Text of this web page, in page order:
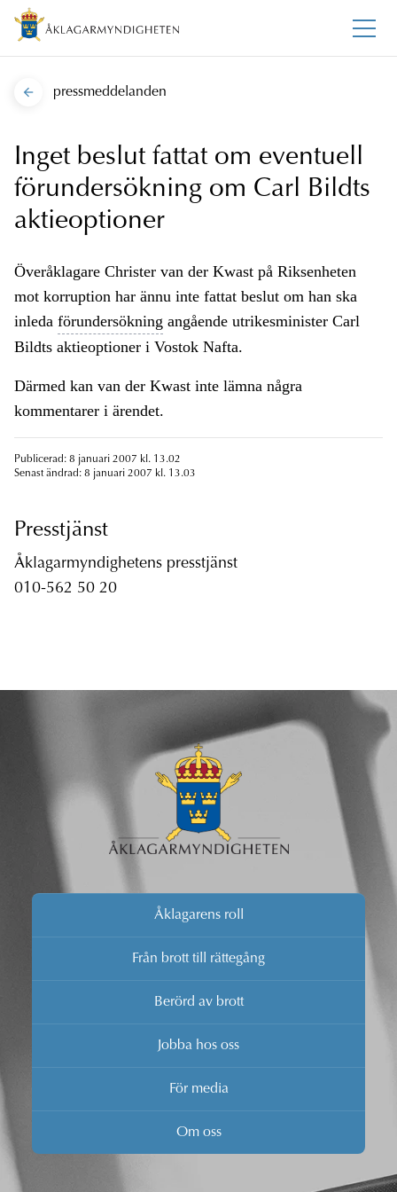
pressmeddelanden
Inget beslut fattat om eventuell
förundersökning om Carl Bildts
aktieoptioner
Överåklagare Christer van der Kwast på Riksenheten
mot korruption har ännu inte fattat beslut om han ska
inleda förundersökning angående utrikesminister Carl
Bildts aktieoptioner i Vostok Nafta.
Därmed kan van der Kwast inte lämna några
kommentarer i ärendet.
Publicerad: 8 januari 2007 kl. 13.02
Senast ändrad: 8 januari 2007 kl. 13.03
Presstjänst
Åklagarmyndighetens presstjänst
010-562 50 20
Åklagarens roll
Från brott till rättegång
Berörd av brott
Jobba hos oss
För media
Om oss